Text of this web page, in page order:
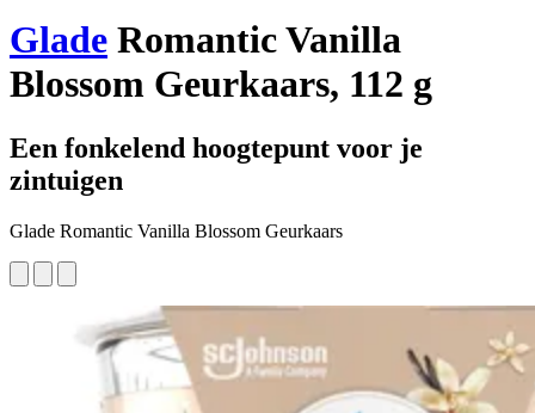
Glade Romantic Vanilla
Blossom Geurkaars, 112 g
Een fonkelend hoogtepunt voor je
zintuigen
Glade Romantic Vanilla Blossom Geurkaars